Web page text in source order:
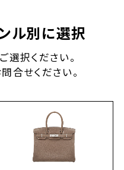
ル別に選択
選択ください。
問合せください。